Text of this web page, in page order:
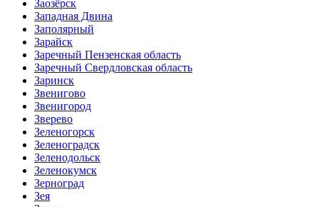
Заозёрск
Западная Двина
Заполярный
Зарайск
Заречный Пензенская область
Заречный Свердловская область
Заринск
Звенигово
Звенигород
Зверево
Зеленогорск
Зеленоградск
Зеленодольск
Зеленокумск
Зерноград
Зея